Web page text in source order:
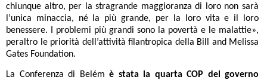
chiunque altro, per la stragrande maggioranza di loro non sarà
l’unica minaccia, né la più grande, per la loro vita e il loro
benessere. I problemi più grandi sono la povertà e le malattie»,
peraltro le priorità dell’attività filantropica della Bill and Melissa
Gates Foundation.
La Conferenza di Belém è stata
la quarta COP del governo